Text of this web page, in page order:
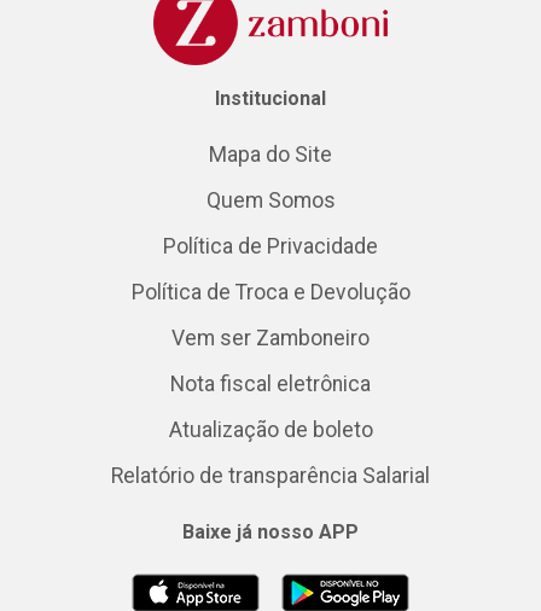
Institucional
Mapa do Site
Quem Somos
Política de Privacidade
Política de Troca e Devolução
Vem ser Zamboneiro
Nota fiscal eletrônica
Atualização de boleto
Relatório de transparência Salarial
Baixe já nosso APP